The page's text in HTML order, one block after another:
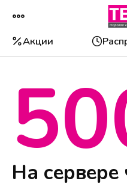
Акции
На сервере